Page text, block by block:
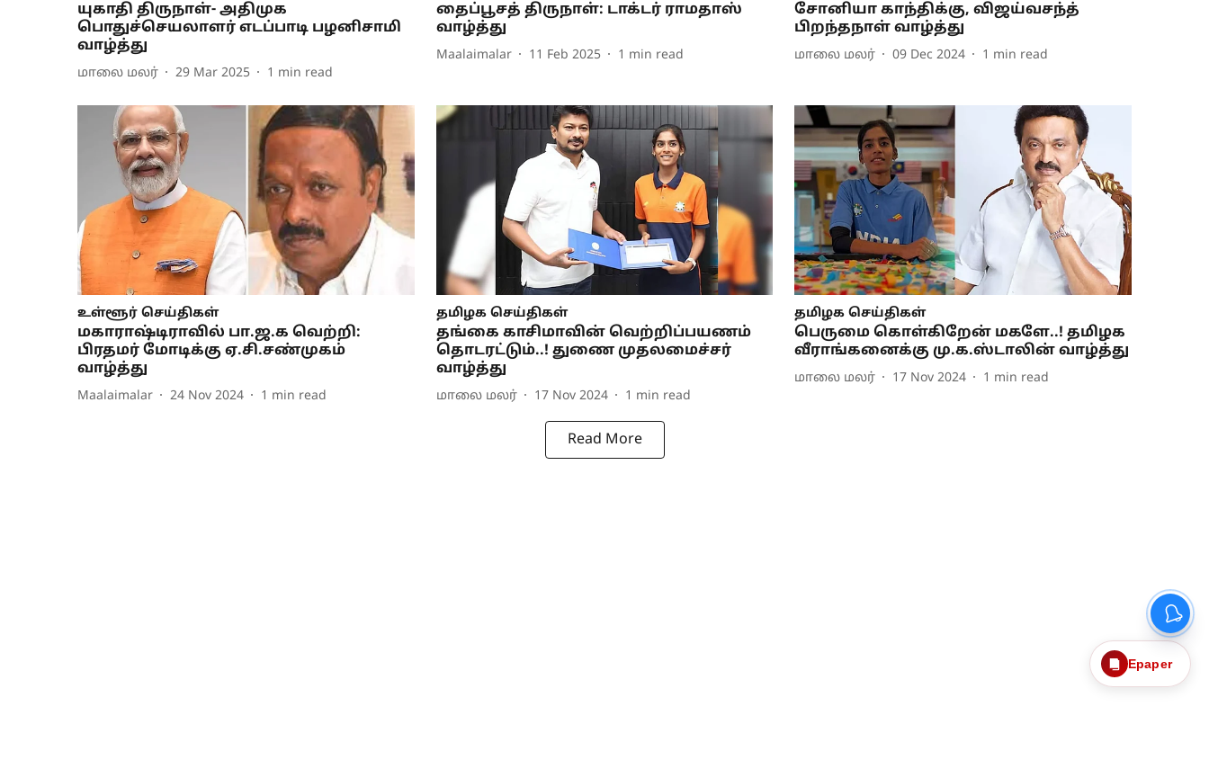
யுகாதி திருநாள்- அதிமுக
பொதுச்செயலாளர் எடப்பாடி பழனிசாமி
வாழ்த்து
மாலை மலர் 29 Mar 2025 1 min read
தைப்பூசத் திருநாள்: டாக்டர் ராமதாஸ்
வாழ்த்து
Maalaimalar 11 Feb 2025 1 min read
சோனியா காந்திக்கு, விஜய்வசந்த்
பிறந்தநாள் வாழ்த்து
மாலை மலர் 09 Dec 2024 1 min read
உள்ளூர் செய்திகள்
மகாராஷ்டிராவில் பா.ஜ.க வெற்றி:
பிரதமர் மோடிக்கு ஏ.சி.சண்முகம்
வாழ்த்து
Maalaimalar 24 Nov 2024 1 min read
தமிழக செய்திகள்
தங்கை காசிமாவின் வெற்றிப்பயணம்
தொடரட்டும்..! துணை முதலமைச்சர்
வாழ்த்து
மாலை மலர் 17 Nov 2024 1 min read
தமிழக செய்திகள்
பெருமை கொள்கிறேன் மகளே..! தமிழக
வீராங்கனைக்கு மு.க.ஸ்டாலின் வாழ்த்து
மாலை மலர் 17 Nov 2024 1 min read
Read More
Epaper